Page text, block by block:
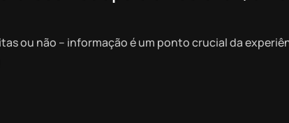
ou não – informação é um ponto crucial da